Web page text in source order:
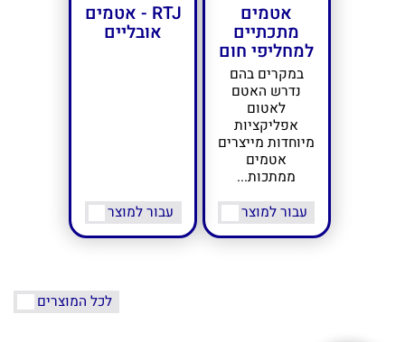
אטמים
מתכתיים
למחליפי חום
במקרים בהם
נדרש האטם
לאטום
אפליקציות
מיוחדות מייצרים
אטמים
ממתכות...
עבור למוצר
RTJ - אטמים
אובליים
עבור למוצר
לכל המוצרים